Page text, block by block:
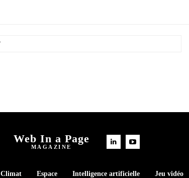
Web In a Page
MAGAZINE
Climat Espace Intelligence artificielle Jeu vidéo